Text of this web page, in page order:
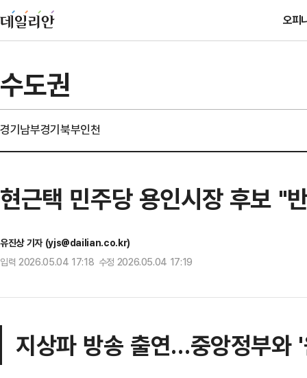
오피
수도권
경기남부경기북부인천
현근택 민주당 용인시장 후보 "
유진상 기자 (yjs@dailian.co.kr)
입력 2026.05.04 17:18 수정 2026.05.04 17:19
지상파 방송 출연…중앙정부와